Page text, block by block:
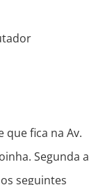
que fica na Av.
Segunda a
seguintes